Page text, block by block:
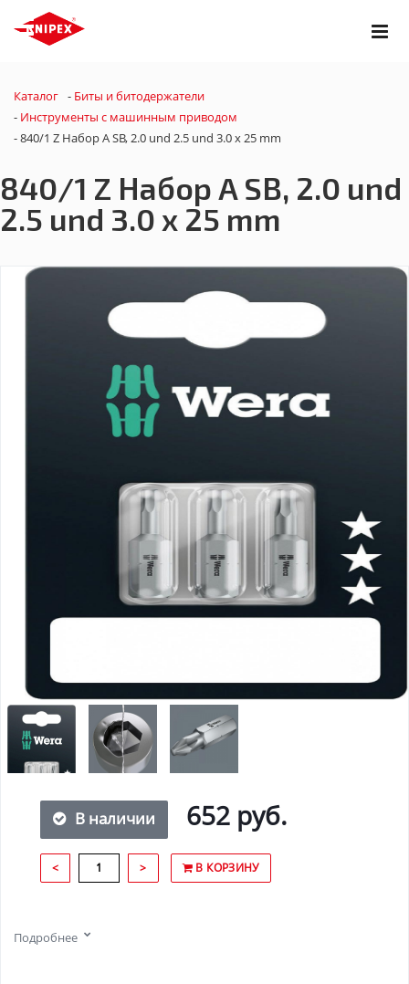
Каталог - Биты и битодержатели
- Инструменты с машинным приводом
-840/1 Z Набор A SB, 2.0 und 2.5 und 3.0 x 25 mm
840/1 Z Набор A SB, 2.0 und
2.5 und 3.0 x 25 mm
В наличии 652 руб.
< > В КОРЗИНУ
Подробнее